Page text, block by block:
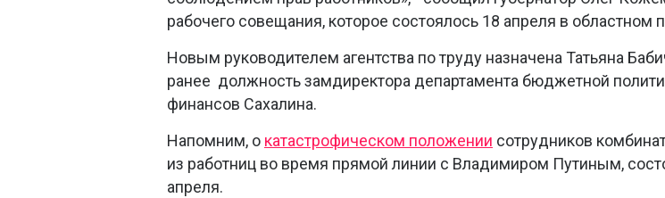
рабочего совещания, которое состоялось 18 апреля в областном
Новым руководителем агентства по труду назначена Татьяна
ранее должность замдиректора департамента бюджетной
финансов Сахалина.
Напомним, о катастрофическом положении сотрудников
из работниц во время прямой линии с Владимиром Путиным,
апреля.